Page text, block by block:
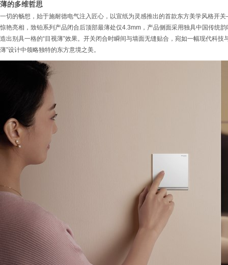
薄的多维哲思
一切的畅想，始于施耐德电气注入匠心，以宣纸为灵感推出的首款东方美学风格开
惊艳亮相，致铂系列产品闭合后顶部最薄处仅4.3mm，产品侧面采用独具中国传统
造出别具一格的“目视薄”效果。开关闭合时瞬间与墙面无缝贴合，宛如一幅现代科技
薄”设计中领略独特的东方意境之美。